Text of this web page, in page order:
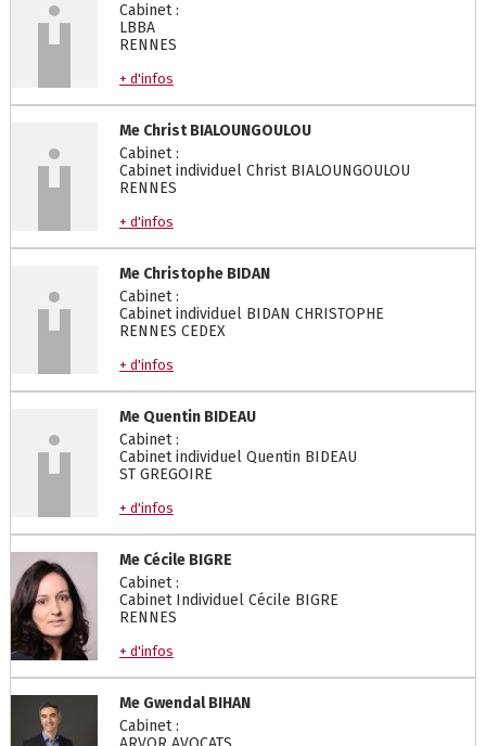
Cabinet :
LBBA
RENNES
+ d'infos
Me Christ BIALOUNGOULOU
Cabinet :
Cabinet individuel Christ BIALOUNGOULOU
RENNES
+ d'infos
Me Christophe BIDAN
Cabinet :
Cabinet individuel BIDAN CHRISTOPHE
RENNES CEDEX
+ d'infos
Me Quentin BIDEAU
Cabinet :
Cabinet individuel Quentin BIDEAU
ST GREGOIRE
+ d'infos
Me Cécile BIGRE
Cabinet :
Cabinet Individuel Cécile BIGRE
RENNES
+ d'infos
Me Gwendal BIHAN
Cabinet :